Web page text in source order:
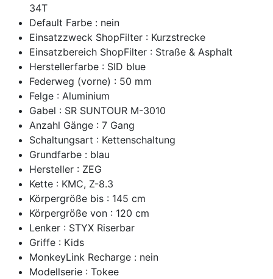
34T
Default Farbe : nein
Einsatzzweck ShopFilter : Kurzstrecke
Einsatzbereich ShopFilter : Straße & Asphalt
Herstellerfarbe : SID blue
Federweg (vorne) : 50 mm
Felge : Aluminium
Gabel : SR SUNTOUR M-3010
Anzahl Gänge : 7 Gang
Schaltungsart : Kettenschaltung
Grundfarbe : blau
Hersteller : ZEG
Kette : KMC, Z-8.3
Körpergröße bis : 145 cm
Körpergröße von : 120 cm
Lenker : STYX Riserbar
Griffe : Kids
MonkeyLink Recharge : nein
Modellserie : Tokee